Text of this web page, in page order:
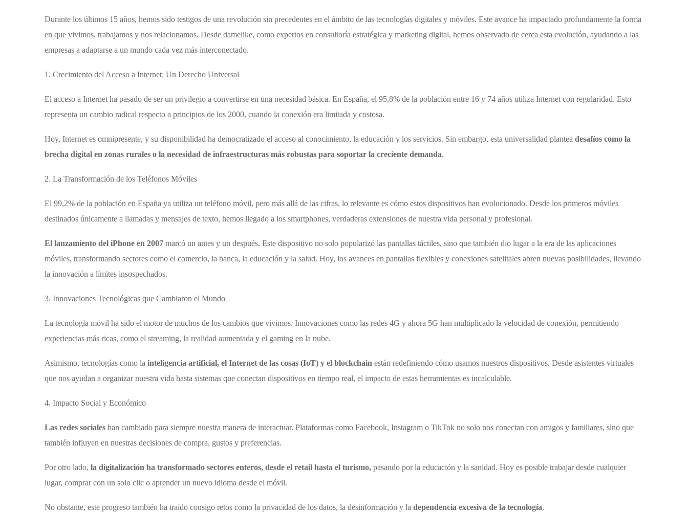
Durante los últimos 15 años, hemos sido testigos de una revolución sin precedentes en el ámbito de las tecnologías digitales y móviles. Este avance ha impactado profundamente la forma
en que vivimos, trabajamos y nos relacionamos. Desde damelike, como expertos en consultoría estratégica y marketing digital, hemos observado de cerca esta evolución, ayudando a las
empresas a adaptarse a un mundo cada vez más interconectado.
1. Crecimiento del Acceso a Internet: Un Derecho Universal
El acceso a Internet ha pasado de ser un privilegio a convertirse en una necesidad básica. En España, el 95,8% de la población entre 16 y 74 años utiliza Internet con regularidad. Esto
representa un cambio radical respecto a principios de los 2000, cuando la conexión era limitada y costosa.
Hoy, Internet es omnipresente, y su disponibilidad ha democratizado el acceso al conocimiento, la educación y los servicios. Sin embargo, esta universalidad plantea desafíos como la
brecha digital en zonas rurales o la necesidad de infraestructuras más robustas para soportar la creciente demanda.
2. La Transformación de los Teléfonos Móviles
El 99,2% de la población en España ya utiliza un teléfono móvil, pero más allá de las cifras, lo relevante es cómo estos dispositivos han evolucionado. Desde los primeros móviles
destinados únicamente a llamadas y mensajes de texto, hemos llegado a los smartphones, verdaderas extensiones de nuestra vida personal y profesional.
El lanzamiento del iPhone en 2007 marcó un antes y un después. Este dispositivo no solo popularizó las pantallas táctiles, sino que también dio lugar a la era de las aplicaciones
móviles, transformando sectores como el comercio, la banca, la educación y la salud. Hoy, los avances en pantallas flexibles y conexiones satelitales abren nuevas posibilidades, llevando
la innovación a límites insospechados.
3. Innovaciones Tecnológicas que Cambiaron el Mundo
La tecnología móvil ha sido el motor de muchos de los cambios que vivimos. Innovaciones como las redes 4G y ahora 5G han multiplicado la velocidad de conexión, permitiendo
experiencias más ricas, como el streaming, la realidad aumentada y el gaming en la nube.
Asimismo, tecnologías como la inteligencia artificial, el Internet de las cosas (IoT) y el blockchain están redefiniendo cómo usamos nuestros dispositivos. Desde asistentes virtuales
que nos ayudan a organizar nuestra vida hasta sistemas que conectan dispositivos en tiempo real, el impacto de estas herramientas es incalculable.
4. Impacto Social y Económico
Las redes sociales han cambiado para siempre nuestra manera de interactuar. Plataformas como Facebook, Instagram o TikTok no solo nos conectan con amigos y familiares, sino que
también influyen en nuestras decisiones de compra, gustos y preferencias.
Por otro lado, la digitalización ha transformado sectores enteros, desde el retail hasta el turismo, pasando por la educación y la sanidad. Hoy es posible trabajar desde cualquier
lugar, comprar con un solo clic o aprender un nuevo idioma desde el móvil.
No obstante, este progreso también ha traído consigo retos como la privacidad de los datos, la desinformación y la dependencia excesiva de la tecnología.